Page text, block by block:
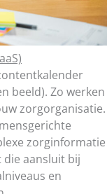
beeld). Zo werken
zorgorganisatie.
zorginformatie
aansluit bij
en